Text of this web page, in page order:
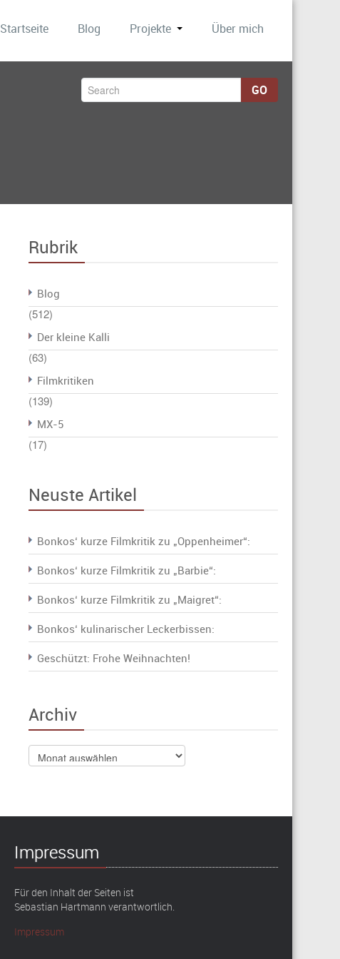
Startseite Blog Projekte Über mich
GO
Rubrik
Blog
(512)
Der kleine Kalli
(63)
Filmkritiken
(139)
MX-5
(17)
Neuste Artikel
Bonkos‘ kurze Filmkritik zu „Oppenheimer“:
Bonkos‘ kurze Filmkritik zu „Barbie“:
Bonkos‘ kurze Filmkritik zu „Maigret“:
Bonkos‘ kulinarischer Leckerbissen:
Geschützt: Frohe Weihnachten!
Archiv
Archiv
Impressum
Für den Inhalt der Seiten ist
Sebastian Hartmann verantwortlich.
Impressum